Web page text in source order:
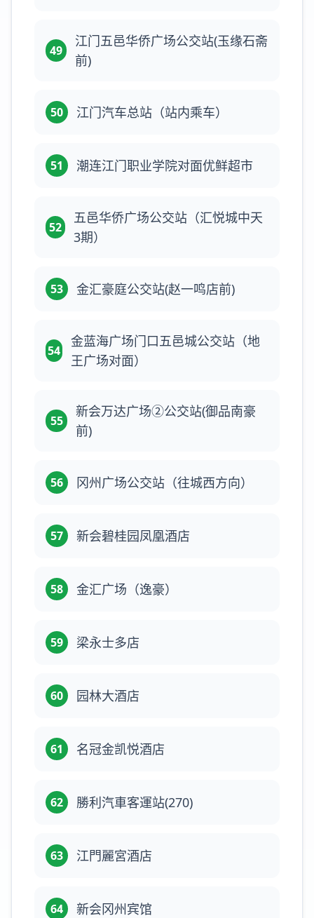
49
江门五邑华侨广场公交站(玉缘石斋
前)
50 江门汽车总站（站内乘车）
51 潮连江门职业学院对面优鲜超市
52
五邑华侨广场公交站（汇悦城中天
3期）
53 金汇豪庭公交站(赵一鸣店前)
54
金蓝海广场门口五邑城公交站（地
王广场对面）
55
新会万达广场②公交站(御品南豪
前)
56 冈州广场公交站（往城西方向）
57 新会碧桂园凤凰酒店
58 金汇广场（逸豪）
59 梁永士多店
60 园林大酒店
61 名冠金凯悦酒店
62 勝利汽車客運站(270)
63 江門麗宮酒店
64 新会冈州宾馆